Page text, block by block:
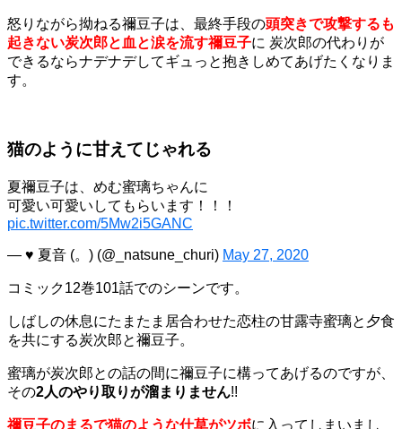
怒りながら拗ねる禰豆子は、最終手段の頭突きで攻撃するも
起きない炭次郎と血と涙を流す禰豆子に 炭次郎の代わりが
できるならナデナデしてギュっと抱きしめてあげたくなりま
す。
猫のように甘えてじゃれる
夏禰豆子は、めむ蜜璃ちゃんに
可愛い可愛いしてもらいます！！！
pic.twitter.com/5Mw2i5GANC
— ♥ 夏音 (。) (@_natsune_churi) May 27, 2020
コミック12巻101話でのシーンです。
しばしの休息にたまたま居合わせた恋柱の甘露寺蜜璃と夕食
を共にする炭次郎と禰豆子。
蜜璃が炭次郎との話の間に禰豆子に構ってあげるのですが、
その2人のやり取りが溜まりません!!
禰豆子のまるで猫のような仕草がツボに入ってしまいまし